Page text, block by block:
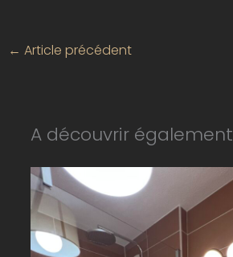
← Article précédent
A découvrir également